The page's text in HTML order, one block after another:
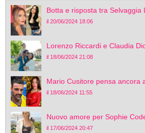
Botta e risposta tra Selvaggia
il 20/06/2024 18:06
Lorenzo Riccardi e Claudia
il 18/06/2024 21:08
Mario Cusitore pensa ancora
il 18/06/2024 11:55
Nuovo amore per Sophie
il 17/06/2024 20:47